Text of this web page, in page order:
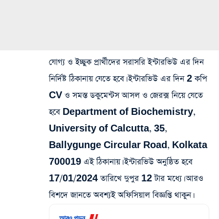
যোগ্য ও ইচ্ছুক প্রার্থীদের সরাসরি ইন্টারভিউ এর দিন
নির্দিষ্ট ঠিকানায় যেতে হবে। ইন্টারভিউ এর দিন 2 কপি
CV ও সমস্ত ডকুমেন্টস আসল ও জেরক্স নিয়ে যেতে
হবে Department of Biochemistry,
University of Calcutta, 35,
Ballygunge Circular Road, Kolkata
700019 এই ঠিকানায়। ইন্টারভিউ অনুষ্ঠিত হবে
17/01/2024 তারিখে দুপুর 12 টার মধ্যে। আরও
বিশদে জানতে অবশ্যই অফিসিয়াল বিজ্ঞপ্তি থাকুন।